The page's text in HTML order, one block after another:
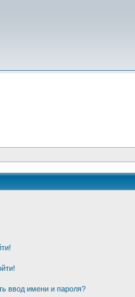
ввод имени и пароля?